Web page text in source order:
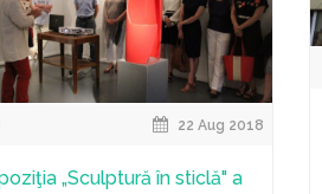
22 Aug 2018
„Sculptură în sticlă" a